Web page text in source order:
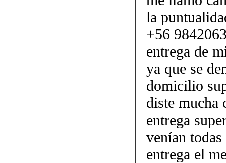
la
+56
entrega de
ya que se
domicilio
diste mucha
entrega
venían
entrega el